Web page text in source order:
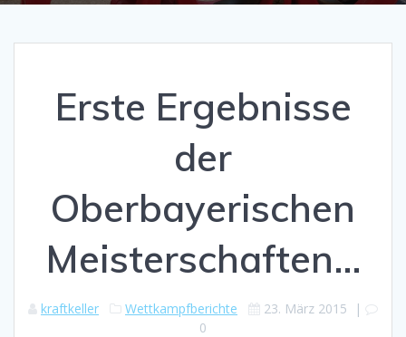
Erste Ergebnisse
der
Oberbayerischen
Meisterschaften…
kraftkeller Wettkampfberichte 23. März 2015 |
0